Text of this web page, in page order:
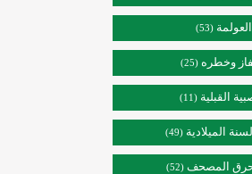
العولمة (53)
وخطره (25)
القبلية (11)
الميلادية (49)
المصحف (52)